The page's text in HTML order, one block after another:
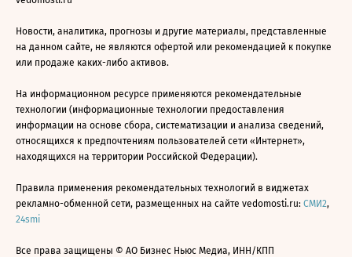
Новости, аналитика, прогнозы и другие материалы, представленные
на данном сайте, не являются офертой или рекомендацией к покупке
или продаже каких-либо активов.
На информационном ресурсе применяются рекомендательные
технологии (информационные технологии предоставления
информации на основе сбора, систематизации и анализа сведений,
относящихся к предпочтениям пользователей сети «Интернет»,
находящихся на территории Российской Федерации).
Правила применения рекомендательных технологий в виджетах
рекламно-обменной сети, размещенных на сайте vedomosti.ru: СМИ2,
24smi
Все права защищены © АО Бизнес Ньюс Медиа, ИНН/КПП